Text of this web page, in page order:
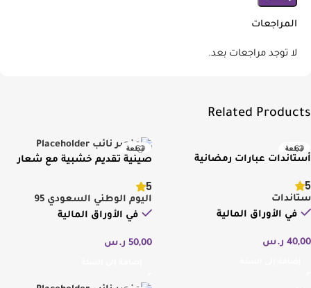
المراجعات
لا توجد مراجعات بعد.
Related Products
قطعة
أستاندات عبارات رمضانية
5
ستاندات
في الأوراق المالية
40,00 ر.س
قطعة
جديد ومميز
صينية تقديم خشبية مع شعار
5
اليوم الوطني السعودي 95
في الأوراق المالية
50,00 ر.س